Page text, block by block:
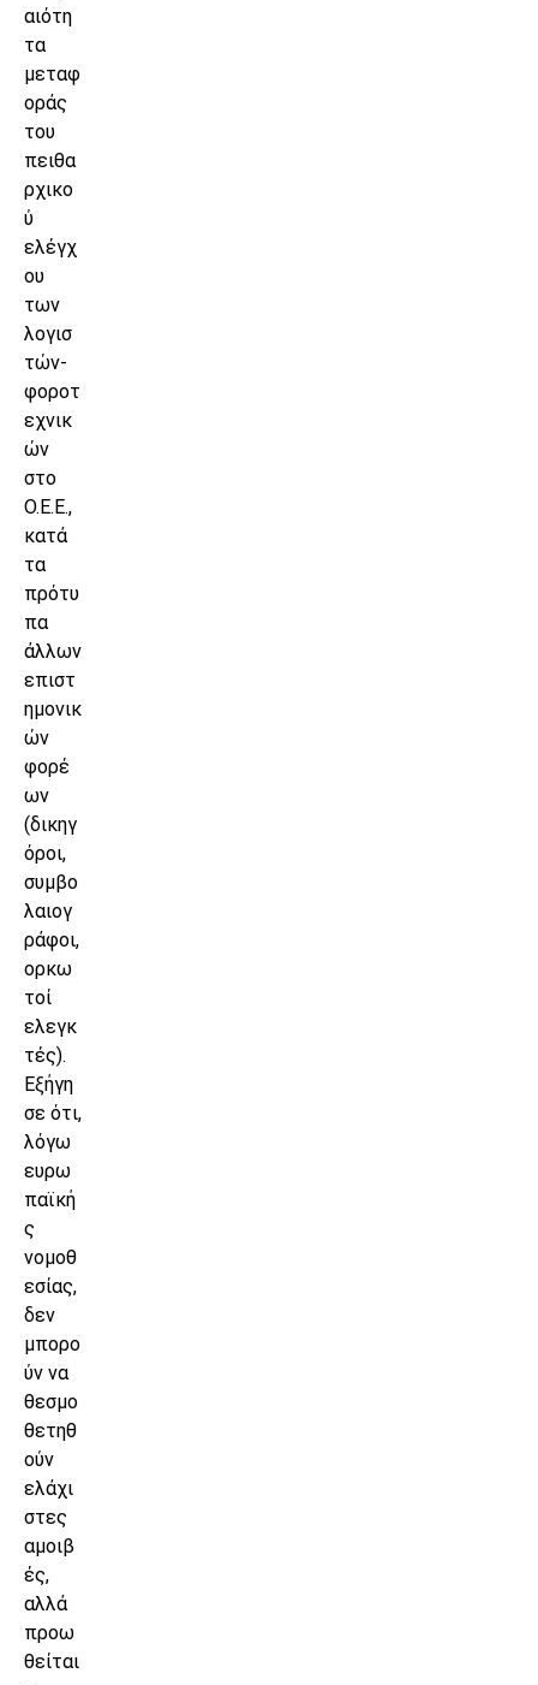
αιότη
τα
μεταφ
οράς
του
πειθα
ρχικο
ύ
ελέγχ
ου
των
λογισ
τών-
φοροτ
εχνικ
ών
στο
Ο.Ε.Ε.,
κατά
τα
πρότυ
πα
άλλων
επιστ
ημονικ
ών
φορέ
ων
(δικηγ
όροι,
συμβο
λαιογ
ράφοι,
ορκω
τοί
ελεγκ
τές).
Εξήγη
σε ότι,
λόγω
ευρω
παϊκή
ς
νομοθ
εσίας,
δεν
μπορο
ύν να
θεσμο
θετηθ
ούν
ελάχι
στες
αμοιβ
ές,
αλλά
προω
θείται